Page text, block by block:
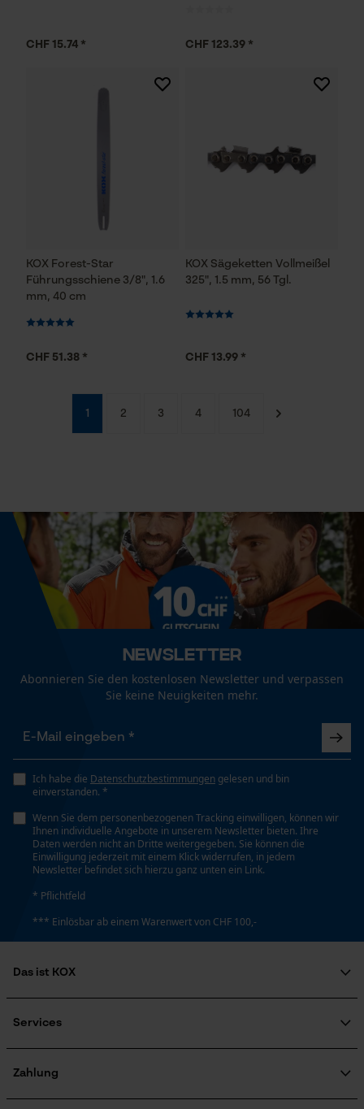
CHF 15.74 * CHF 123.39 *
KOX Forest-Star
Führungsschiene 3/8", 1.6
mm, 40 cm
CHF 51.38 *
KOX Sägeketten Vollmeißel
325", 1.5 mm, 56 Tgl.
CHF 13.99 *
1 2 3 4 104
Newsletter
Abonnieren Sie den kostenlosen Newsletter und verpassen
Sie keine Neuigkeiten mehr.
Ich habe die Datenschutzbestimmungen gelesen und bin
einverstanden. *
Wenn Sie dem personenbezogenen Tracking einwilligen, können wir
Ihnen individuelle Angebote in unserem Newsletter bieten. Ihre
Daten werden nicht an Dritte weitergegeben. Sie können die
Einwilligung jederzeit mit einem Klick widerrufen, in jedem
Newsletter befindet sich hierzu ganz unten ein Link.
* Pflichtfeld
*** Einlösbar ab einem Warenwert von CHF 100,-
Das ist KOX
Soziales Engagement
Newsletter-Anmeldung
Services
Zertifizierte Qualität von KOX
Zahlung
Google Maps
Survicate